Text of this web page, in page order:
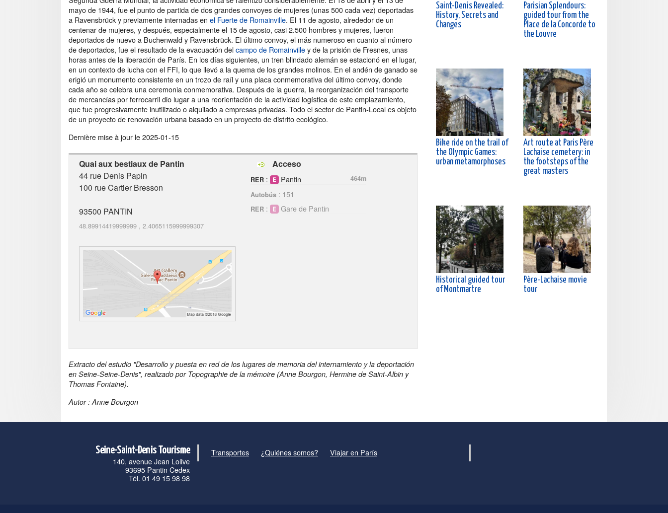
mayo de 1944, fue el punto de partida de dos grandes convoyes de mujeres (unas 500 cada vez) deportadas
a Ravensbrück y previamente internadas en el Fuerte de Romainville. El 11 de agosto, alrededor de un
centenar de mujeres, y después, especialmente el 15 de agosto, casi 2.500 hombres y mujeres, fueron
deportados de nuevo a Buchenwald y Ravensbrück. El último convoy, el más numeroso en cuanto al número
de deportados, fue el resultado de la evacuación delcampo de Romainvilley de la prisión de Fresnes, unas
horas antes de la liberación de París. En los días siguientes, un tren blindado alemán se estacionó en el lugar,
en un contexto de lucha con el FFI, lo que llevó a la quema de los grandes molinos. En el andén de ganado se
erigió un monumento consistente en un trozo de raíl y una placa conmemorativa del último convoy, donde
cada año se celebra una ceremonia conmemorativa. Después de la guerra, la reorganización del transporte
de mercancías por ferrocarril dio lugar a una reorientación de la actividad logística de este emplazamiento,
que fue progresivamente inutilizado o alquilado a empresas privadas. Todo el sector de Pantin-Local es objeto
de un proyecto de renovación urbana basado en un proyecto de distrito ecológico.
Dernière mise à jour le2025-01-15
Quai aux bestiaux de Pantin
44 rue Denis Papin
100 rue Cartier Bresson
93500 PANTIN
48.89914419999999 , 2.4065115999999307
Acceso
RER : Pantin
464m
Autobús : 151
RER : Gare de Pantin
Extracto del estudio "Desarrollo y puesta en red de los lugares de memoria del internamiento y la deportación
en Seine-Seine-Denis", realizado por Topographie de la mémoire (Anne Bourgon, Hermine de Saint-Albin y
Thomas Fontaine).
Autor : Anne Bourgon
Saint-Denis Revealed:
History, Secrets and
Changes
Parisian Splendours:
guided tour from the
Place de la Concorde to
the Louvre
Bike ride on the trail of
the Olympic Games:
urban metamorphoses
Art route at Paris Père
Lachaise cemetery: in
the footsteps of the
great masters
Historical guided tour
of Montmartre
Père-Lachaise movie
tour
Seine-Saint-Denis Tourisme
140, avenue Jean Lolive
93695 Pantin Cedex
Tél. 01 49 15 98 98
Transportes ¿Quiénes somos? Viajar en París